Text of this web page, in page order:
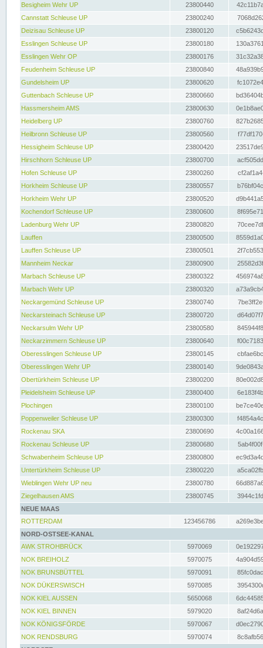
Besigheim Wehr UP
23800440
Cannstatt Schleuse UP
23800240
Deizisau Schleuse UP
23800120
Esslingen Schleuse UP
23800180
Esslingen Wehr OP
23800176
Feudenheim Schleuse UP
23800840
Gundelsheim UP
23800620
Guttenbach Schleuse UP
23800660
Hassmersheim AMS
23800630
Heidelberg UP
23800760
Heilbronn Schleuse UP
23800560
Hessigheim Schleuse UP
23800420
Hirschhorn Schleuse UP
23800700
Hofen Schleuse UP
23800260
Horkheim Schleuse UP
23800557
Horkheim Wehr UP
23800520
Kochendorf Schleuse UP
23800600
Ladenburg Wehr UP
23800820
Lauffen
23800500
Lauffen Schleuse UP
23800501
Mannheim Neckar
23800900
Marbach Schleuse UP
23800322
Marbach Wehr UP
23800320
Neckargemünd Schleuse UP
23800740
Neckarsteinach Schleuse UP
23800720
Neckarsulm Wehr UP
23800580
Neckarzimmern Schleuse UP
23800640
Oberesslingen Schleuse UP
23800145
Oberesslingen Wehr UP
23800140
Obertürkheim Schleuse UP
23800200
Pleidelsheim Schleuse UP
23800400
Plochingen
23800100
Poppenweiler Schleuse UP
23800300
Rockenau SKA
23800690
Rockenau Schleuse UP
23800680
Schwabenheim Schleuse UP
23800800
Untertürkheim Schleuse UP
23800220
Wieblingen Wehr UP neu
23800780
Ziegelhausen AMS
23800745
NEUE MAAS
ROTTERDAM
123456786
NORD-OSTSEE-KANAL
AWK STROHBRÜCK
5970069
NOK BREIHOLZ
5970075
NOK BRUNSBÜTTEL
5970091
NOK DÜKERSWISCH
5970085
NOK KIEL AUSSEN
5650068
NOK KIEL BINNEN
5979020
NOK KÖNIGSFÖRDE
5970067
NOK RENDSBURG
5970074